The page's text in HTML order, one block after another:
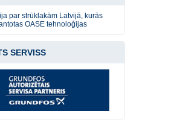
par strūklakām Latvijā, kurās
OASE tehnoloģijas
SERVISS